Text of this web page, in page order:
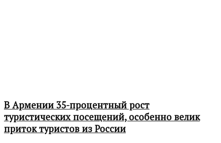
В Армении 35-процентный рост
туристических посещений, особенно велик
приток туристов из России